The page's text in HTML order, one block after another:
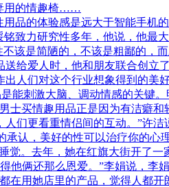
用的情趣椅……
品的体验感是远大于智能手机
致力研究性多年，他说，他
不该是简陋的，不该是粗鄙的
给爱人时，他和朋友联合创立
人们对这个行业想象得到的美好
能刺激大脑、调动情感的关
买情趣用品正是因为有洁癖
们更看重情侣间的互动。”许
认，美好的性可以治疗你的心
觉。去年，她在红旗大街开了
俩还那么恩爱。”李娟说，
用她店里的产品，觉得人都开